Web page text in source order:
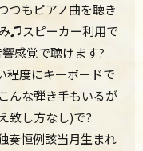
つもピアノ曲を聴き
♫スピーカー利用で
感覚で聴けます?
程度にキーボードで
んな弾き手もいるが
致し方なし)で?
奏恒例該当月生まれ